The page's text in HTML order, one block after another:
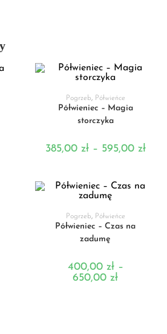
WYBIERZ OPCJE
Pogrzeb, Półwieńce
Półwieniec – Magia
storczyka
385,00 zł – 595,00 zł
WYBIERZ OPCJE
Pogrzeb, Półwieńce
Półwieniec – Czas na
zadumę
400,00 zł –
650,00zł